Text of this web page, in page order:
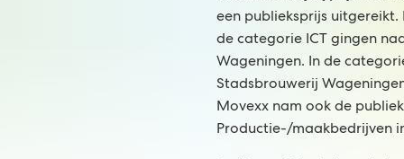
een publieksprijs uitgereikt.
de categorie ICT gingen
Wageningen. In de
Stadsbrouwerij
Movexx nam ook de
Productie-/maakbedrijven